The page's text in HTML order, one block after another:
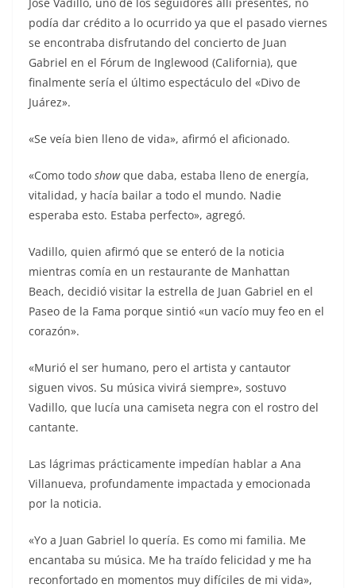
podía dar crédito a lo ocurrido ya que el pasado viernes
se encontraba disfrutando del concierto de Juan
Gabriel en el Fórum de Inglewood (California), que
finalmente sería el último espectáculo del «Divo de
Juárez».
«Se veía bien lleno de vida», afirmó el aficionado.
«Como todo showque daba, estaba lleno de energía,
vitalidad, y hacía bailar a todo el mundo. Nadie
esperaba esto. Estaba perfecto», agregó.
Vadillo, quien afirmó que se enteró de la noticia
mientras comía en un restaurante de Manhattan
Beach, decidió visitar la estrella de Juan Gabriel en el
Paseo de la Fama porque sintió «un vacío muy feo en el
corazón».
«Murió el ser humano, pero el artista y cantautor
siguen vivos. Su música vivirá siempre», sostuvo
Vadillo, que lucía una camiseta negra con el rostro del
cantante.
Las lágrimas prácticamente impedían hablar a Ana
Villanueva, profundamente impactada y emocionada
por la noticia.
«Yo a Juan Gabriel lo quería. Es como mi familia. Me
encantaba su música. Me ha traído felicidad y me ha
reconfortado en momentos muy difíciles de mi vida»,